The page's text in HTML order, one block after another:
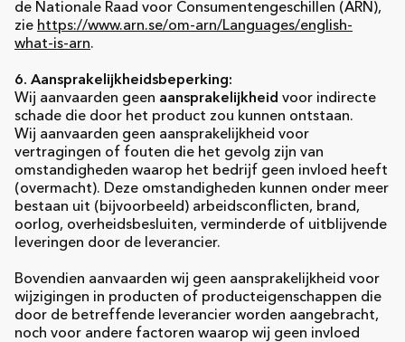
de Nationale Raad voor Consumentengeschillen (ARN),
zie https://www.arn.se/om-arn/Languages/english-
what-is-arn.
6. Aansprakelijkheidsbeperking:
Wij aanvaarden geen aansprakelijkheid voor indirecte
schade die door het product zou kunnen ontstaan.
Wij aanvaarden geen aansprakelijkheid voor
vertragingen of fouten die het gevolg zijn van
omstandigheden waarop het bedrijf geen invloed heeft
(overmacht). Deze omstandigheden kunnen onder meer
bestaan uit (bijvoorbeeld) arbeidsconflicten, brand,
oorlog, overheidsbesluiten, verminderde of uitblijvende
leveringen door de leverancier.
Bovendien aanvaarden wij geen aansprakelijkheid voor
wijzigingen in producten of producteigenschappen die
door de betreffende leverancier worden aangebracht,
noch voor andere factoren waarop wij geen invloed